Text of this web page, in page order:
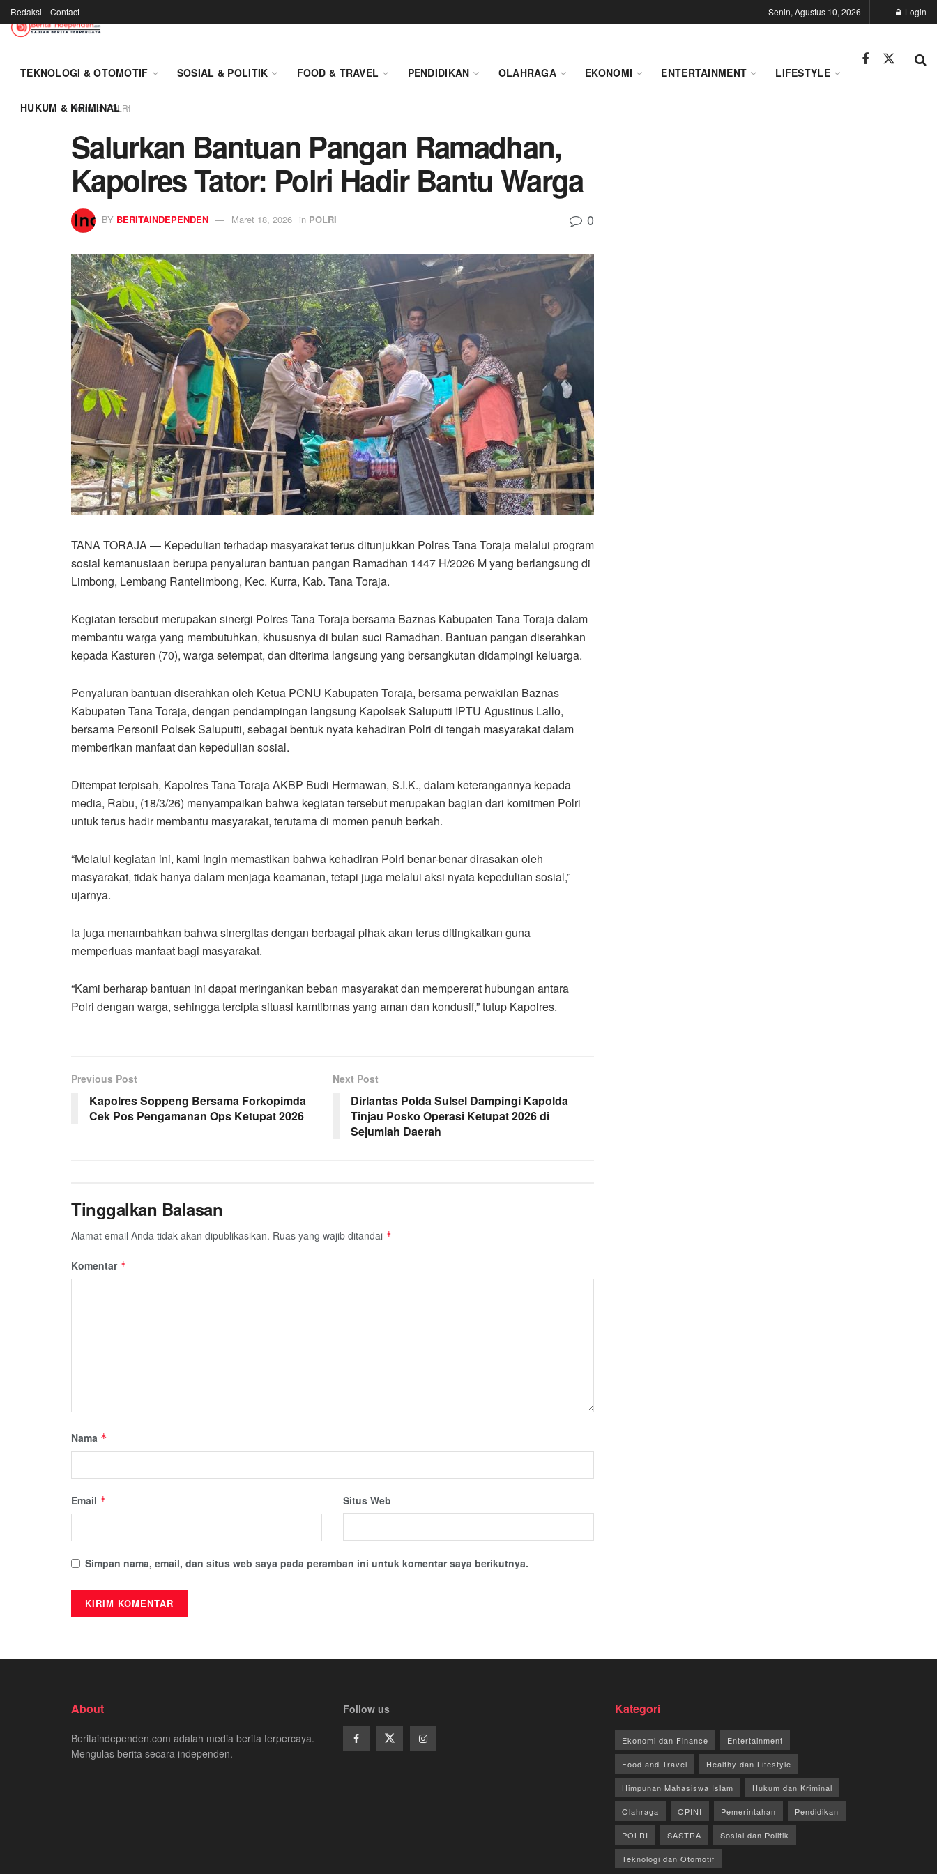
Redaksi Contact Senin, Agustus 10, 2026 Login
TEKNOLOGI & OTOMOTIF SOSIAL & POLITIK FOOD & TRAVEL PENDIDIKAN OLAHRAGA EKONOMI ENTERTAINMENT LIFESTYLE
HUKUM & KRIMINAL
Home POLRI
Salurkan Bantuan Pangan Ramadhan,
Kapolres Tator: Polri Hadir Bantu Warga
BY BERITAINDEPENDEN Maret 18, 2026 in POLRI 0
TANA TORAJA — Kepedulian terhadap masyarakat terus ditunjukkan Polres Tana Toraja melalui program
sosial kemanusiaan berupa penyaluran bantuan pangan Ramadhan 1447 H/2026 M yang berlangsung di
Limbong, Lembang Rantelimbong, Kec. Kurra, Kab. Tana Toraja.
Kegiatan tersebut merupakan sinergi Polres Tana Toraja bersama Baznas Kabupaten Tana Toraja dalam
membantu warga yang membutuhkan, khususnya di bulan suci Ramadhan. Bantuan pangan diserahkan
kepada Kasturen (70), warga setempat, dan diterima langsung yang bersangkutan didampingi keluarga.
Penyaluran bantuan diserahkan oleh Ketua PCNU Kabupaten Toraja, bersama perwakilan Baznas
Kabupaten Tana Toraja, dengan pendampingan langsung Kapolsek Saluputti IPTU Agustinus Lallo,
bersama Personil Polsek Saluputti, sebagai bentuk nyata kehadiran Polri di tengah masyarakat dalam
memberikan manfaat dan kepedulian sosial.
Ditempat terpisah, Kapolres Tana Toraja AKBP Budi Hermawan, S.I.K., dalam keterangannya kepada
media, Rabu, (18/3/26) menyampaikan bahwa kegiatan tersebut merupakan bagian dari komitmen Polri
untuk terus hadir membantu masyarakat, terutama di momen penuh berkah.
“Melalui kegiatan ini, kami ingin memastikan bahwa kehadiran Polri benar-benar dirasakan oleh
masyarakat, tidak hanya dalam menjaga keamanan, tetapi juga melalui aksi nyata kepedulian sosial,”
ujarnya.
Ia juga menambahkan bahwa sinergitas dengan berbagai pihak akan terus ditingkatkan guna
memperluas manfaat bagi masyarakat.
“Kami berharap bantuan ini dapat meringankan beban masyarakat dan mempererat hubungan antara
Polri dengan warga, sehingga tercipta situasi kamtibmas yang aman dan kondusif,” tutup Kapolres.
Previous Post
Kapolres Soppeng Bersama Forkopimda
Cek Pos Pengamanan Ops Ketupat 2026
Next Post
Dirlantas Polda Sulsel Dampingi Kapolda
Tinjau Posko Operasi Ketupat 2026 di
Sejumlah Daerah
Tinggalkan Balasan
Alamat email Anda tidak akan dipublikasikan. Ruas yang wajib ditandai *
Komentar *
Nama *
Email * Situs Web
Simpan nama, email, dan situs web saya pada peramban ini untuk komentar saya berikutnya.
About
Beritaindependen.com adalah media berita terpercaya.
Mengulas berita secara independen.
Follow us Kategori
Ekonomi dan Finance Entertainment
Food and Travel Healthy dan Lifestyle
Himpunan Mahasiswa Islam Hukum dan Kriminal
Olahraga OPINI Pemerintahan Pendidikan
POLRI SASTRA Sosial dan Politik
Teknologi dan Otomotif